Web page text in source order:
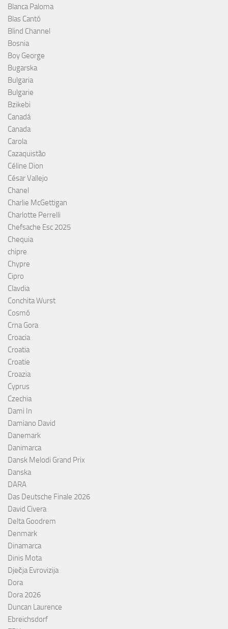
Blanca Paloma
Blas Cantó
Blind Channel
Bosnia
Boy George
Bugarska
Bulgaria
Bulgarie
Bzikebi
Canadá
Canada
Carola
Cazaquistão
Céline Dion
César Vallejo
Chanel
Charlie McGettigan
Charlotte Perrelli
Chefsache Esc 2025
Chequia
chipre
Chypre
Cipro
Clavdia
Conchita Wurst
Cosmó
Crna Gora
Croacia
Croatia
Croatie
Croazia
Cyprus
Czechia
Dami In
Damiano David
Danemark
Danimarca
Dansk Melodi Grand Prix
Danska
DARA
Das Deutsche Finale 2026
David Civera
Delta Goodrem
Denmark
Dinamarca
Dinis Mota
Dječja Evrovizija
Dora
Dora 2026
Duncan Laurence
Ebreichsdorf